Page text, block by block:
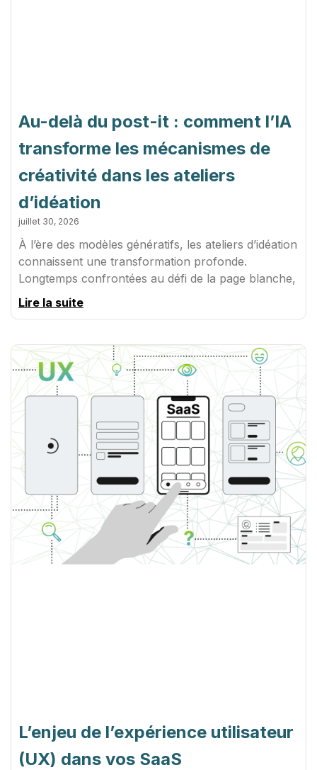
Au-delà du post-it : comment l’IA
transforme les mécanismes de
créativité dans les ateliers
d’idéation
juillet 30, 2026
À l’ère des modèles génératifs, les ateliers d’idéation
connaissent une transformation profonde.
Longtemps confrontées au défi de la page blanche,
Lire la suite
L’enjeu de l’expérience utilisateur
(UX) dans vos SaaS